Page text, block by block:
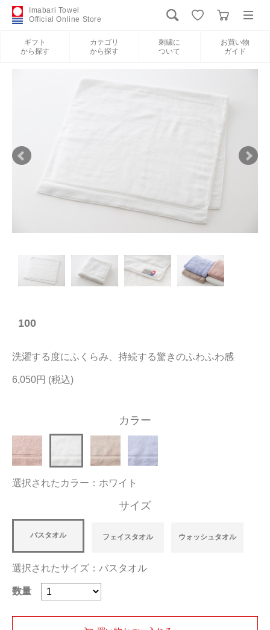
Imabari Towel
Official Online Store
ギフト
から探す
カテゴリ
から探す
刺繍に
ついて
お買い物
ガイド
新規会員登録
当サイトについて
大量購入・法人向けの購入の方は
お問い合わせ
100
洗濯する度にふくらみ、持続する驚きのふわふわ感
6,050円
カラー
選択されたカラー：ホワイト
サイズ
バスタオル フェイスタオル ウォッシュタオル
選択されたサイズ：バスタオル
数量